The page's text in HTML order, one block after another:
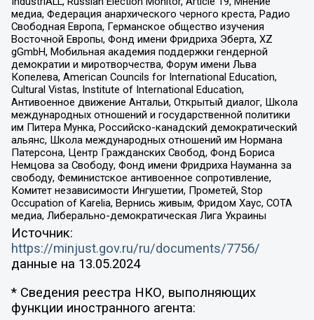
медиа, Федерация анархического черного креста, Радио
Свободная Европа, Германское общество изучения
Восточной Европы, Фонд имени Фридриха Эберта, XZ
gGmbH, Мобильная академия поддержки гендерной
демократии и миротворчества, Форум имени Льва
Копелева, American Councils for International Education,
Cultural Vistas, Institute of International Education,
Антивоенное движение Антальи, Открытый диалог, Школа
международных отношений и государственной политики
им Питера Мунка, Российско-канадский демократический
альянс, Школа международных отношений им Нормана
Патерсона, Центр Гражданских Свобод, Фонд Бориса
Немцова за Свободу, Фонд имени Фридриха Науманна за
свободу, Феминистское антивоенное сопротивление,
Комитет независимости Ингушетии, Прометей, Stop
Occupation of Karelia, Вернись живым, Фридом Хаус, СОТА
медиа, Либерально-демократическая Лига Украины
Источник:
https://minjust.gov.ru/ru/documents/7756/
данные на 13.05.2024
* Сведения реестра НКО, выполняющих
функции иностранного агента: